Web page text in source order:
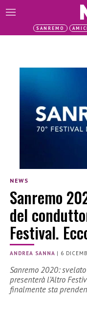
SANREMO
NEWS
Sanremo
del
Festival.
ANDREA SANNA | 6
Sanremo 2020:
presenterà l’Altro
finalmente sta